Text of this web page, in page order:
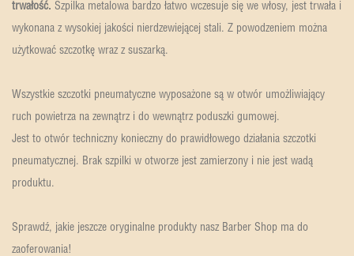
trwałość. Szpilka metalowa bardzo łatwo wczesuje się we włosy, jest trwała i
wykonana z wysokiej jakości nierdzewiejącej stali. Z powodzeniem można
użytkować szczotkę wraz z suszarką.
Wszystkie szczotki pneumatyczne wyposażone są w otwór umożliwiający
ruch powietrza na zewnątrz i do wewnątrz poduszki gumowej.
Jest to otwór techniczny konieczny do prawidłowego działania szczotki
pneumatycznej. Brak szpilki w otworze jest zamierzony i nie jest wadą
produktu.
Sprawdź, jakie jeszcze oryginalne produkty nasz Barber Shop ma do
zaoferowania!